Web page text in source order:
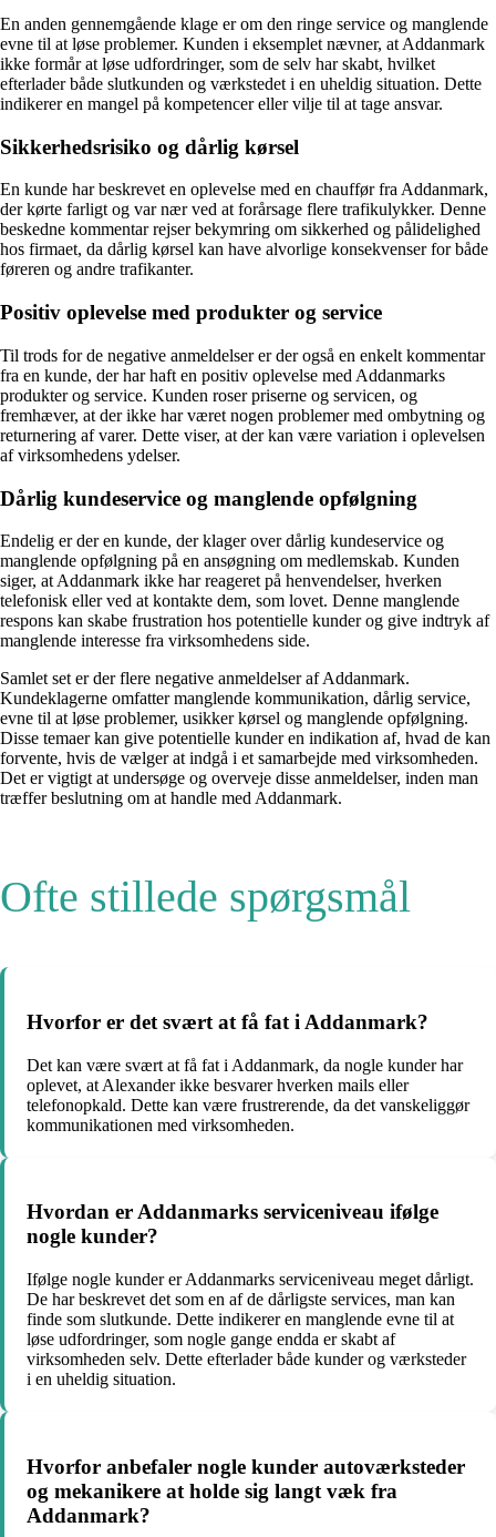
En anden gennemgående klage er om den ringe service og manglende
evne til at løse problemer. Kunden i eksemplet nævner, at Addanmark
ikke formår at løse udfordringer, som de selv har skabt, hvilket
efterlader både slutkunden og værkstedet i en uheldig situation. Dette
indikerer en mangel på kompetencer eller vilje til at tage ansvar.
Sikkerhedsrisiko og dårlig kørsel
En kunde har beskrevet en oplevelse med en chauffør fra Addanmark,
der kørte farligt og var nær ved at forårsage flere trafikulykker. Denne
beskedne kommentar rejser bekymring om sikkerhed og pålidelighed
hos firmaet, da dårlig kørsel kan have alvorlige konsekvenser for både
føreren og andre trafikanter.
Positiv oplevelse med produkter og service
Til trods for de negative anmeldelser er der også en enkelt kommentar
fra en kunde, der har haft en positiv oplevelse med Addanmarks
produkter og service. Kunden roser priserne og servicen, og
fremhæver, at der ikke har været nogen problemer med ombytning og
returnering af varer. Dette viser, at der kan være variation i oplevelsen
af virksomhedens ydelser.
Dårlig kundeservice og manglende opfølgning
Endelig er der en kunde, der klager over dårlig kundeservice og
manglende opfølgning på en ansøgning om medlemskab. Kunden
siger, at Addanmark ikke har reageret på henvendelser, hverken
telefonisk eller ved at kontakte dem, som lovet. Denne manglende
respons kan skabe frustration hos potentielle kunder og give indtryk af
manglende interesse fra virksomhedens side.
Samlet set er der flere negative anmeldelser af Addanmark.
Kundeklagerne omfatter manglende kommunikation, dårlig service,
evne til at løse problemer, usikker kørsel og manglende opfølgning.
Disse temaer kan give potentielle kunder en indikation af, hvad de kan
forvente, hvis de vælger at indgå i et samarbejde med virksomheden.
Det er vigtigt at undersøge og overveje disse anmeldelser, inden man
træffer beslutning om at handle med Addanmark.
Ofte stillede spørgsmål
Hvorfor er det svært at få fat i Addanmark?
Det kan være svært at få fat i Addanmark, da nogle kunder har
oplevet, at Alexander ikke besvarer hverken mails eller
telefonopkald. Dette kan være frustrerende, da det vanskeliggør
kommunikationen med virksomheden.
Hvordan er Addanmarks serviceniveau ifølge
nogle kunder?
Ifølge nogle kunder er Addanmarks serviceniveau meget dårligt.
De har beskrevet det som en af de dårligste services, man kan
finde som slutkunde. Dette indikerer en manglende evne til at
løse udfordringer, som nogle gange endda er skabt af
virksomheden selv. Dette efterlader både kunder og værksteder
i en uheldig situation.
Hvorfor anbefaler nogle kunder autoværksteder
og mekanikere at holde sig langt væk fra
Addanmark?